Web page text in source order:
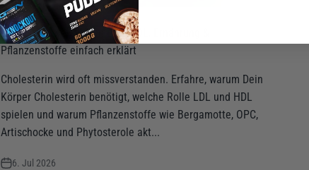
Cholesterin verstehen: LDL, HDL, Ernährung &
Pflanzenstoffe einfach erklärt
Cholesterin wird oft missverstanden. Erfahre, warum Dein
Körper Cholesterin benötigt, welche Rolle LDL und HDL
spielen und warum Pflanzenstoffe wie Bergamotte, OPC,
Artischocke und Phytosterole akt...
6. Jul 2026